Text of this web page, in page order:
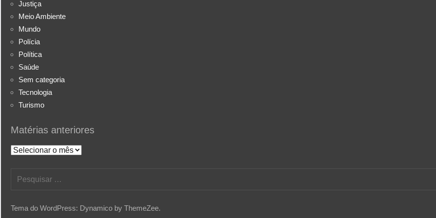
Justiça
Meio Ambiente
Mundo
Polícia
Política
Saúde
Sem categoria
Tecnologia
Turismo
Matérias anteriores
Matérias
Tema do WordPress: Dynamico by ThemeZee.